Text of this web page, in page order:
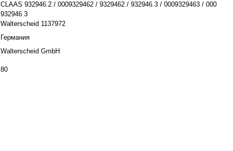
CLAAS 932946.2 / 0009329462 / 9329462 / 932946.3 / 0009329463 / 000
932946 3
Walterscheid 1137972
Германия
Walterscheid GmbH
80